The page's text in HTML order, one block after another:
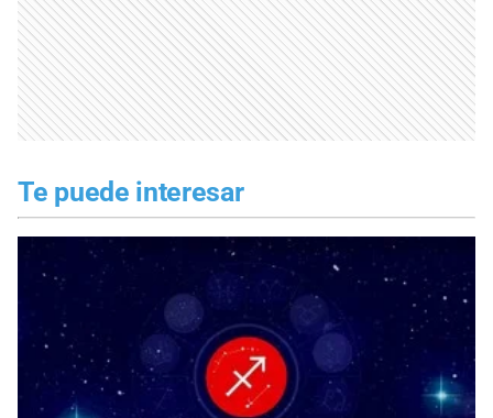
Te puede interesar